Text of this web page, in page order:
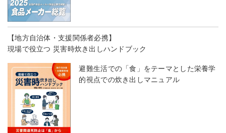
【地方自治体・支援関係者必携】
現場で役立つ 災害時炊き出しハンドブック
避難生活での「食」をテーマとした栄養学
的視点での炊き出しマニュアル